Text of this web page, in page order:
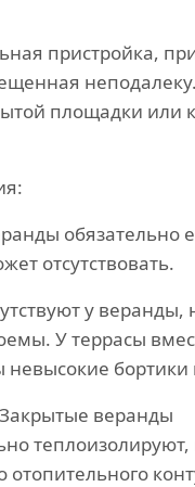
пристройка,
площадки или
обязательно
отсутствовать.
у
У террасы
невысокие
Закрытые веранды
отопительного